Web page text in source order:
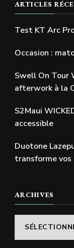
ARTICLES
Test KT Arc
Occasion :
Swell On Tour
afterwork à la
S2Maui
accessible
Duotone
transforme vos
ARCHIVES
Archives